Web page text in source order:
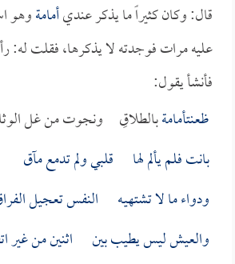
قال: وكان كثيراً ما يذكر عنديأمامةوهو
عليه مرات فوجدته لا يذكرها، فقلت له:
فأنشأ يقول:
ظعنتأمامةبالطلاقِ ونجوت من غل
بانت فلم يألم لها قلبي ولم تدمع مآق
ودواء ما لا تشتهيـه النفس تعجيل
والعيش ليس يطيب بين اثنين من غير